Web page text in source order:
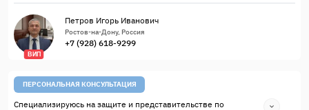
ВИП
Петров Игорь Иванович
Ростов-на-Дону, Россия
+7 (928) 618-9299
ПЕРСОНАЛЬНАЯ КОНСУЛЬТАЦИЯ
Специализируюсь на защите и представительстве по